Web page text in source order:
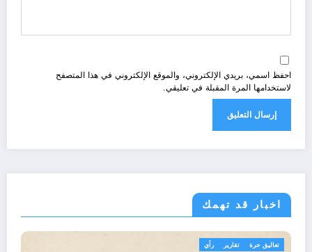
احفظ اسمي، بريدي الإلكتروني، والموقع الإلكتروني في هذا المتصفح
لاستخدامها المرة المقبلة في تعليقي.
اخبار قد تهمك
الجزائر الحدث مجتمع